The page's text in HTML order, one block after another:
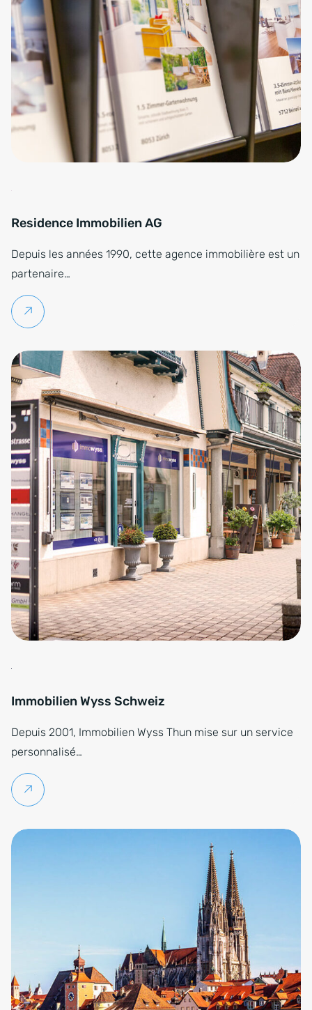
Residence Immobilien AG
Depuis les années 1990, cette agence immobilière est un
partenaire…
Lire la suite
Immobilien Wyss Schweiz
Depuis 2001, Immobilien Wyss Thun mise sur un service
personnalisé…
Lire la suite